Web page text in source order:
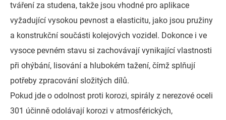
tváření za studena, takže jsou vhodné pro aplikace
vyžadující vysokou pevnost a elasticitu, jako jsou pružiny
a konstrukční součásti kolejových vozidel. Dokonce i ve
vysoce pevném stavu si zachovávají vynikající vlastnosti
při ohýbání, lisování a hlubokém tažení, čímž splňují
potřeby zpracování složitých dílů.
Pokud jde o odolnost proti korozi, spirály z nerezové oceli
301 účinně odolávají korozi v atmosférických,